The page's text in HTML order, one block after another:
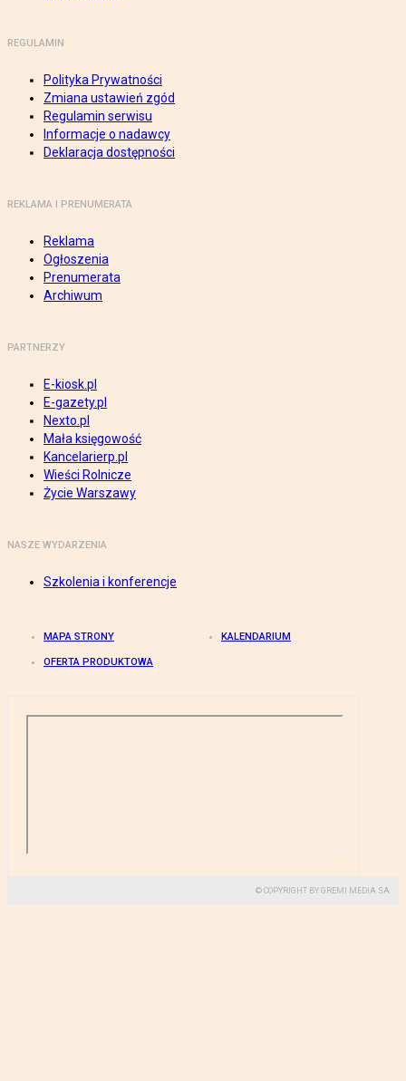
REGULAMIN
Polityka Prywatności
Zmiana ustawień zgód
Regulamin serwisu
Informacje o nadawcy
Deklaracja dostępności
REKLAMA I PRENUMERATA
Reklama
Ogłoszenia
Prenumerata
Archiwum
PARTNERZY
E-kiosk.pl
E-gazety.pl
Nexto.pl
Mała księgowość
Kancelarierp.pl
Wieści Rolnicze
Życie Warszawy
NASZE WYDARZENIA
Szkolenia i konferencje
MAPA STRONY KALENDARIUM
OFERTA PRODUKTOWA
© COPYRIGHT BY GREMI MEDIA SA